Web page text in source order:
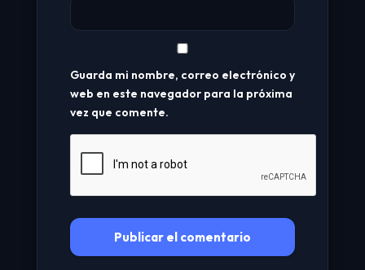
Guarda mi nombre, correo electrónico y
web en este navegador para la próxima
vez que comente.